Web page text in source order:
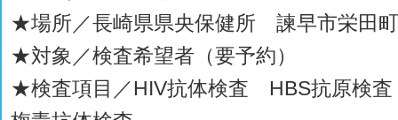
★場所／長崎県県央保健所 諫早市栄田
★対象／検査希望者（要予約）
★検査項目／HIV抗体検査 HBS抗原